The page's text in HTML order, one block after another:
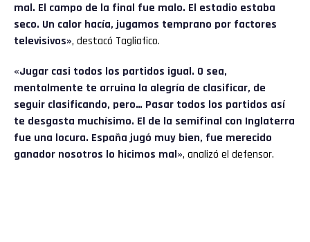
mal. El campo de la final fue malo. El estadio estaba
seco. Un calor hacía, jugamos temprano por factores
televisivos», destacó Tagliafico.
«Jugar casi todos los partidos igual. O sea,
mentalmente te arruina la alegría de clasificar, de
seguir clasificando, pero… Pasar todos los partidos así
te desgasta muchísimo. El de la semifinal con Inglaterra
fue una locura. España jugó muy bien, fue merecido
ganador nosotros lo hicimos mal», analizó el defensor.